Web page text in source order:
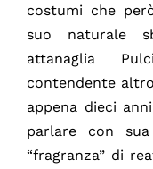
costumi che
suo naturale
attanaglia
contendente
appena dieci
parlare con
“fragranza” di